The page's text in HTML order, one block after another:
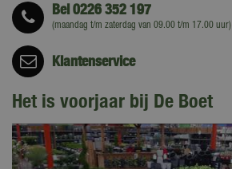
Bel0226 352 197
(maandag t/m zaterdag van 09.00 t/m 17.00 uur)
Klantenservice
Het is voorjaar bij De Boet